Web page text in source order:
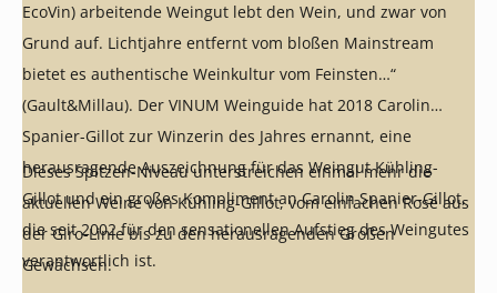
EcoVin) arbeitende Weingut lebt den Wein, und zwar von
Grund auf. Lichtjahre entfernt vom bloßen Mainstream
bietet es authentische Weinkultur vom Feinsten…“
(Gault&Millau). Der VINUM Weinguide hat 2018 Carolin
Spanier-Gillot zur Winzerin des Jahres ernannt, eine
herausragende Auszeichnung für das Weingut Kühling-
Gillot und ein großes Kompliment an Carolin Spanier-Gillot,
die seit 2002 für den sensationellen Aufstieg des Weingutes
verantwortlich ist.
Dieses Spitzen-Niveau unterstreichen einmal mehr die
aktuellen Weine von Kühling-Gillot, vom einfachen Rosé aus
der Giro-Linie bis zu den herausragenden Großen
Gewächsen.